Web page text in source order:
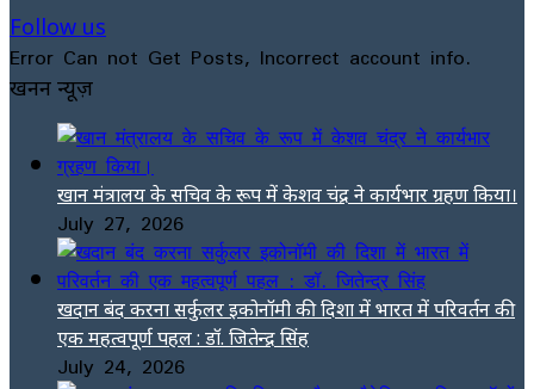
Follow us
Error Can not Get Posts, Incorrect account info.
खनन न्यूज़
खान मंत्रालय के सचिव के रूप में केशव चंद्र ने कार्यभार ग्रहण किया।
July 27, 2026
खदान बंद करना सर्कुलर इकोनॉमी की दिशा में भारत में परिवर्तन की
एक महत्वपूर्ण पहल : डॉ. जितेन्द्र सिंह
July 24, 2026